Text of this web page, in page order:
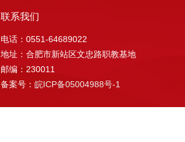
联系我们
电话：0551-64689022
地址：合肥市新站区文忠路职教基地
邮编：230011
备案号： 皖ICP备05004988号-1